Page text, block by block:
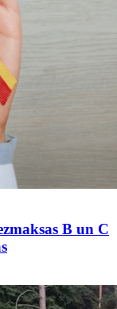
B un C